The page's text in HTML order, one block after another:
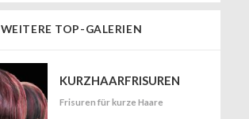
WEITERE TOP-GALERIEN
KURZHAARFRISUREN
Frisuren für kurze Haare